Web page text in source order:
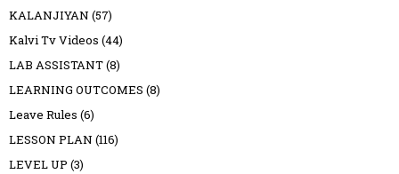
KALANJIYAN (57)
Kalvi Tv Videos (44)
LAB ASSISTANT(8)
LEARNING OUTCOMES (8)
Leave Rules (6)
LESSON PLAN (116)
LEVEL UP (3)